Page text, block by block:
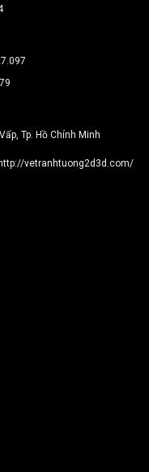
Tp. Hồ Chính Minh
http://vetranhtuong2d3d.com/